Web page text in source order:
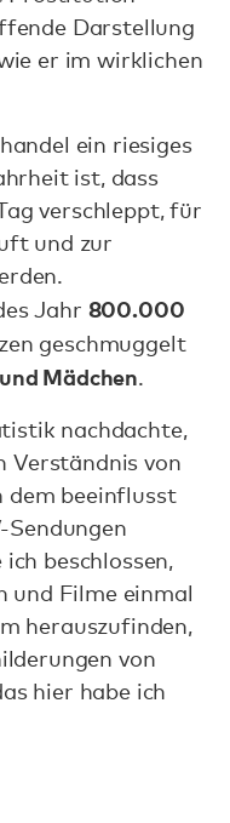
Darstellung
er im wirklichen
ein riesiges
ist, dass
verschleppt, für
und zur
Jahr 800.000
geschmuggelt
Mädchen.
nachdachte,
Verständnis von
dem beeinflusst
Sendungen
beschlossen,
und Filme einmal
herauszufinden,
von
hier habe ich